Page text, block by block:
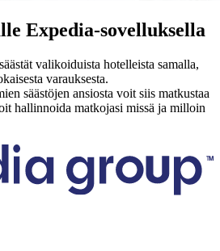
Expedia-sovelluksella
valikoiduista hotelleista samalla,
varauksesta.
säästöjen ansiosta voit siis matkustaa
hallinnoida matkojasi missä ja milloin